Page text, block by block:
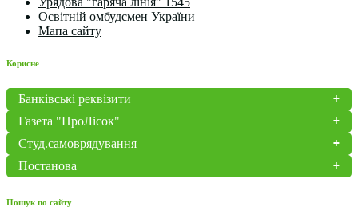
Освітній омбудсмен України
Мапа сайту
Корисне
Банківські реквізити
Газета "ПроЛісок"
Студ.самоврядування
Постанова
Пошук по сайту